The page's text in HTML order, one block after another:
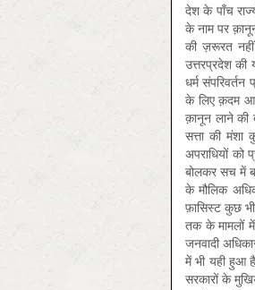
देश के पाँच
के नाम पर
की ज़रूरत नहीं
उत्तरप्रदेश की
धर्म
के लिए क़दम
क़ानून लाने की
सत्ता की मंशा
अपराधियों को
बोलकर सच में
के मौलिक
फ़ासिस्ट कुछ
तक के मामलों
जनवादी
में भी यही हुआ
सरकारों के